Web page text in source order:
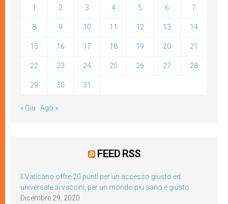
1 2 3 4 5 6 7
8 9 10 11 12 13 14
15 16 17 18 19 20 21
22 23 24 25 26 27 28
29 30 31
« Giu Ago »
FEED RSS
Il Vaticano offre 20 punti per un accesso giusto ed
universale ai vaccini, per un mondo più sano e giusto
Dicembre 29, 2020